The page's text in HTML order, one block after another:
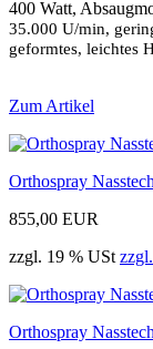
400 Watt,
35.000 U/min,
geformtes, leichtes
Zum Artikel
Orthospray
855,00 EUR
zzgl. 19 % USt
Orthospray